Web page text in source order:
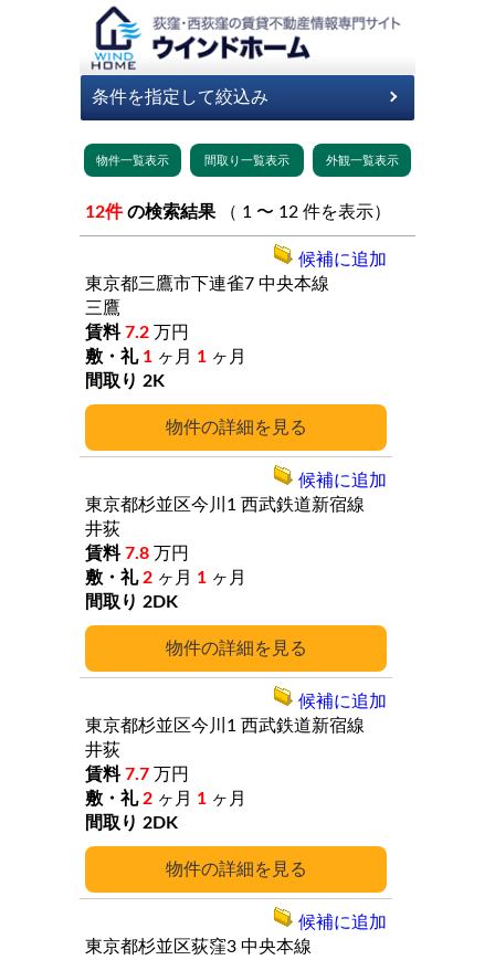
12件 の検索結果 （ 1 〜 12 件を表示）
詳細
東京都三鷹市下連雀7 中央本線
三鷹
7.2 万円
1 ヶ月 1 ヶ月
2K
候補に追加
詳細
東京都杉並区今川1 西武鉄道新宿線
井荻
7.8 万円
2 ヶ月 1 ヶ月
2DK
候補に追加
詳細
東京都杉並区今川1 西武鉄道新宿線
井荻
7.7 万円
2 ヶ月 1 ヶ月
2DK
候補に追加
東京都杉並区荻窪3 中央本線
候補に追加